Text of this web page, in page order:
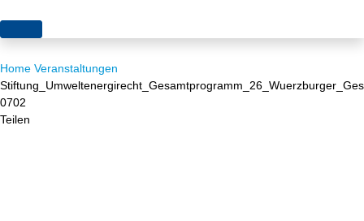
Themen
Akzeptanz
Europa
Projekte
Publikationen
Home Veranstaltungen
0702
Teilen